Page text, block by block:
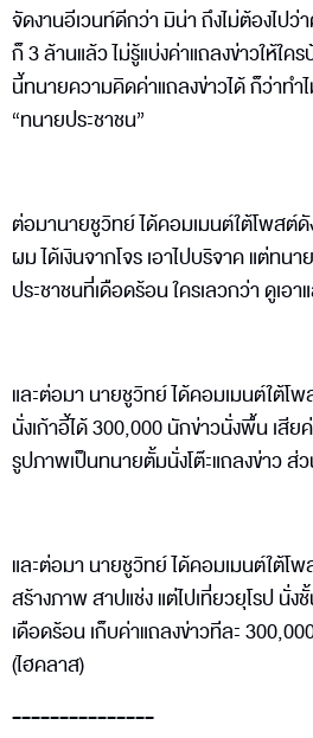
จัดงานอีเวนท์ดีกว่า มิน่า ถึงไม่ต้องไปว่
ก็ 3 ล้านแล้ว ไม่รู้แบ่งค่าแถลงข่าวให้ใค
นี้ทนายความคิดค่าแถลงข่าวได้ ก็ว่าทำ
“ทนายประชาชน”
ต่อมานายชูวิทย์ ได้คอมเมนต์ใต้โพสต์ดั
ผม ได้เงินจากโจร เอาไปบริจาค แต่ทนา
ประชาชนที่เดือดร้อน ใครเลวกว่า ดูเอา
และต่อมา นายชูวิทย์ ได้คอมเมนต์ใต้โ
นั่งเก้าอี้ได้ 300,000 นักข่าวนั่งพื้น เสี
รูปภาพเป็นทนายตั้มนั่งโต๊ะแถลงข่าว
และต่อมา นายชูวิทย์ ได้คอมเมนต์ใต้โพ
สร้างภาพ สาปแช่ง แต่ไปเที่ยวยุโรป นั่ง
เดือดร้อน เก็บค่าแถลงข่าวทีละ
(ไฮคลาส)
---------------